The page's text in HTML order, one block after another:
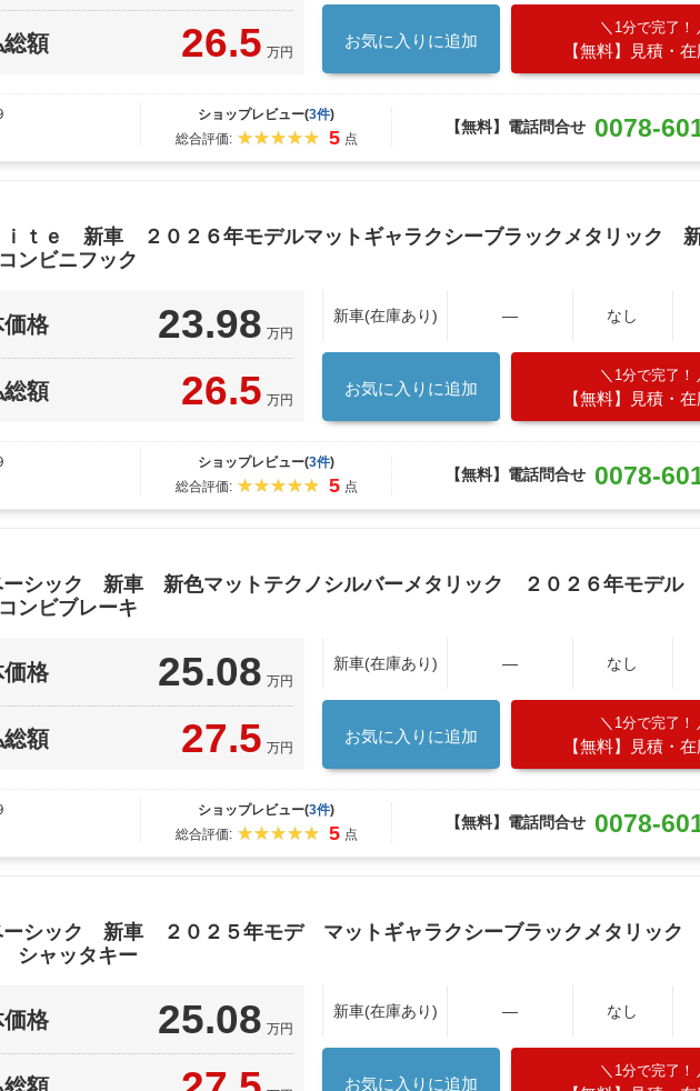
額 26.5 万円
お気に入りに追加
1分で完了！
【無料】見積・
ショップレビュー(3件)
総合評価:
5 点
【無料】電話問合せ 0078-
ｔｅ 新車 ２０２６年モデルマットギャラクシーブラックメタリック
ビニフック
格 23.98 万円
額 26.5 万円
新車(在庫あり) ― なし
お気に入りに追加
1分で完了！
【無料】見積・
ショップレビュー(3件)
総合評価:
5 点
【無料】電話問合せ 0078-
ーシック 新車 新色マットテクノシルバーメタリック ２０２６年モデル
ンビブレーキ
格 25.08 万円
額 27.5 万円
新車(在庫あり) ― なし
お気に入りに追加
1分で完了！
【無料】見積・
ショップレビュー(3件)
総合評価:
5 点
【無料】電話問合せ 0078-
ーシック 新車 ２０２５年モデ マットギャラクシーブラックメタリック
シャッタキー
格 25.08 万円
額
新車(在庫あり) ― なし
お気に入りに追加
1分で完了！